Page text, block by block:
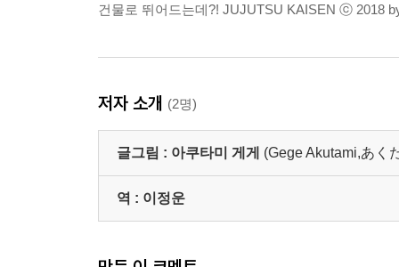
건물로 뛰어드는데?! JUJUTSU KAISEN ⓒ 2018
저자 소개 (2명)
글그림 : 아쿠타미 게게 (Gege Akutami,あく
역 : 이정운